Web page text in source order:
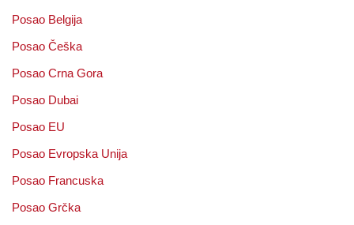
Posao Belgija
Posao Češka
Posao Crna Gora
Posao Dubai
Posao EU
Posao Evropska Unija
Posao Francuska
Posao Grčka